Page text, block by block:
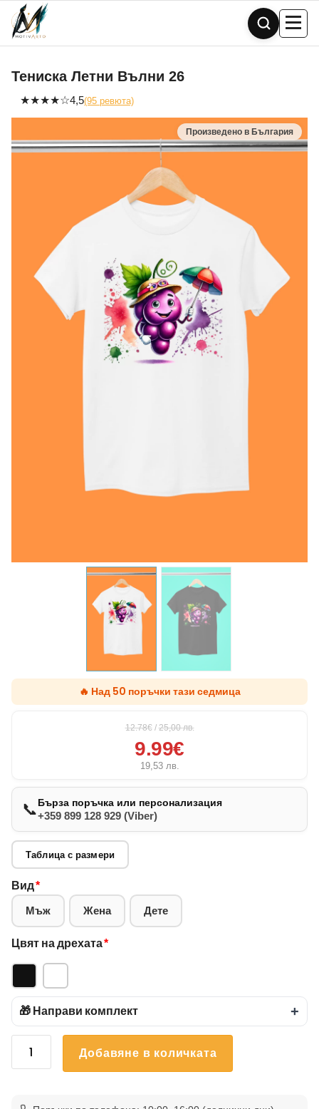
Skip
content
Тениска Летни Вълни 26
★★★★☆4,5(95 ревюта)
🔥 Над 50 поръчки тази седмица
12.78€ / 25,00лв.
9.99€
19,53 лв.
📞Бърза поръчка или персонализация
+359 899 128 929 (Viber)
Таблица с размери
Вид*
Мъж Жена Дете
Цвят на дрехата*
🎁 Направи комплект +
количество
Добавяне в количката